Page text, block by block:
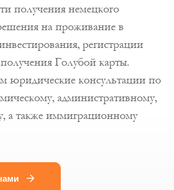
получения немецкого
на проживание в
регистрации
Голубой карты.
юридические консультации по
административному,
а также иммиграционному